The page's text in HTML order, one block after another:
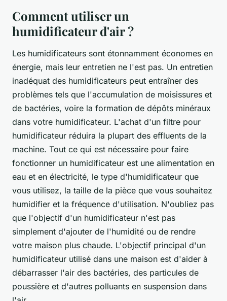
Comment utiliser un
humidificateur d'air ?
Les humidificateurs sont étonnamment économes en
énergie, mais leur entretien ne l'est pas. Un entretien
inadéquat des humidificateurs peut entraîner des
problèmes tels que l'accumulation de moisissures et
de bactéries, voire la formation de dépôts minéraux
dans votre humidificateur. L'achat d'un filtre pour
humidificateur réduira la plupart des effluents de la
machine. Tout ce qui est nécessaire pour faire
fonctionner un humidificateur est une alimentation en
eau et en électricité, le type d'humidificateur que
vous utilisez, la taille de la pièce que vous souhaitez
humidifier et la fréquence d'utilisation. N'oubliez pas
que l'objectif d'un humidificateur n'est pas
simplement d'ajouter de l'humidité ou de rendre
votre maison plus chaude. L'objectif principal d'un
humidificateur utilisé dans une maison est d'aider à
débarrasser l'air des bactéries, des particules de
poussière et d'autres polluants en suspension dans